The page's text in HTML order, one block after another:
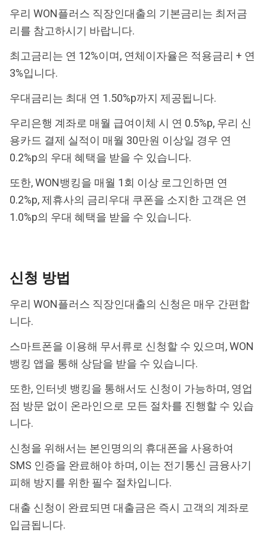
우리 WON플러스 직장인대출의 기본금리는 최저금
리를 참고하시기 바랍니다.
최고금리는 연 12%이며, 연체이자율은 적용금리 + 연
3%입니다.
우대금리는 최대 연 1.50%p까지 제공됩니다.
우리은행 계좌로 매월 급여이체 시 연 0.5%p, 우리 신
용카드 결제 실적이 매월 30만원 이상일 경우 연
0.2%p의 우대 혜택을 받을 수 있습니다.
또한, WON뱅킹을 매월 1회 이상 로그인하면 연
0.2%p, 제휴사의 금리우대 쿠폰을 소지한 고객은 연
1.0%p의 우대 혜택을 받을 수 있습니다.
신청 방법
우리 WON플러스 직장인대출의 신청은 매우 간편합
니다.
스마트폰을 이용해 무서류로 신청할 수 있으며, WON
뱅킹 앱을 통해 상담을 받을 수 있습니다.
또한, 인터넷 뱅킹을 통해서도 신청이 가능하며, 영업
점 방문 없이 온라인으로 모든 절차를 진행할 수 있습
니다.
신청을 위해서는 본인명의의 휴대폰을 사용하여
SMS 인증을 완료해야 하며, 이는 전기통신 금융사기
피해 방지를 위한 필수 절차입니다.
대출 신청이 완료되면 대출금은 즉시 고객의 계좌로
입금됩니다.